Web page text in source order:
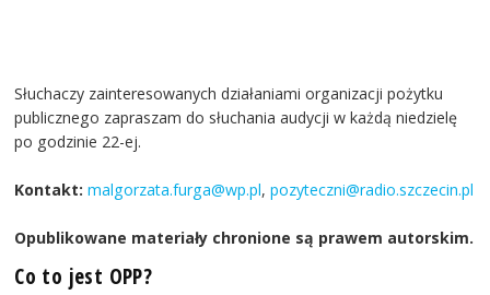
Słuchaczy zainteresowanych działaniami organizacji pożytku
publicznego zapraszam do słuchania audycji w każdą niedzielę
po godzinie 22-ej.
Kontakt: malgorzata.furga@wp.pl,pozyteczni@radio.szczecin.pl
Opublikowane materiały chronione są prawem autorskim.
Co to jest OPP?